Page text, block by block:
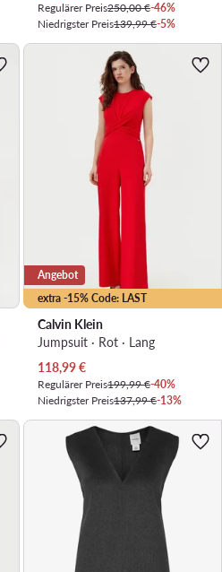
Regulärer Preis250,00 €-46%
Niedrigster Preis139,99 €-5%
extra -15% Code: LAST
Angebot
Calvin Klein
Jumpsuit · Rot · Lang
Aktueller Preis
118,99€
Regulärer Preis199,99 €-40%
Niedrigster Preis137,99 €-13%